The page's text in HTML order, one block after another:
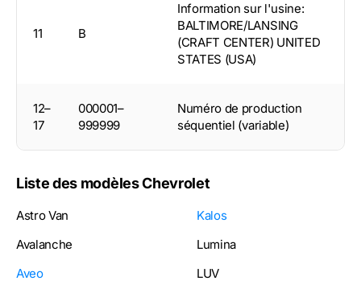
11 B
Information sur l'usine:
BALTIMORE/LANSING
(CRAFT CENTER) UNITED
STATES (USA)
12–
17
000001–
999999
Numéro de production
séquentiel (variable)
Liste des modèles Chevrolet
Astro Van
Avalanche
Aveo
Kalos
Lumina
LUV